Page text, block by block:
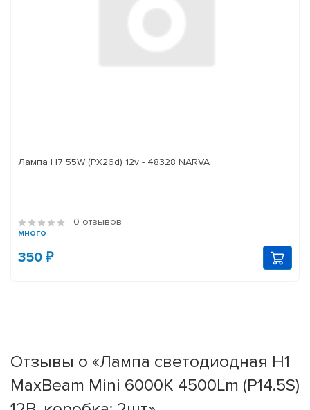
Лампа H7 55W (PX26d) 12v - 48328 NARVA
0 отзывов
много
350 ₽
Отзывы о «Лампа светодиодная H1
MaxBeam Mini 6000K 4500Lm (P14.5S)